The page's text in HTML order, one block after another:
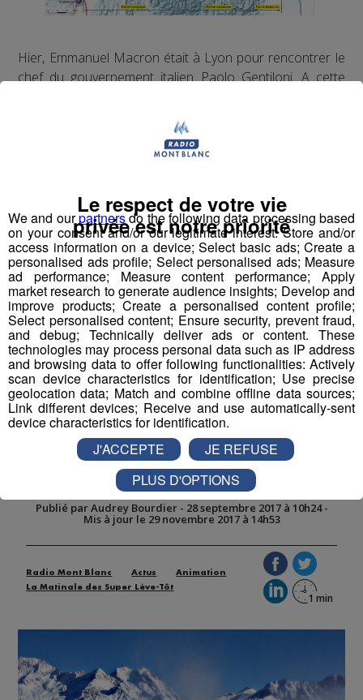
Hier, Emmanuel Macron était à Lyon pour rencontrer le
chef du gouvernement italien Paolo Gentiloni. A cette
Au début de l'été, le gouvernement avait annoncé une
Partager sur Facebook
Partager sur Twitter
Les Portes du Mont-Blanc : le
domaine investit dans la neige de
culture
Publié par Audrey Bourdier- 28 septembre 2017 à 10h24-
Mis à jour le 29 novembre 2017 à 14h53
Radio Mont Blanc Actus
Animation
La Matinale des Super Lève-Tôt
We and ourpartnersdo the following data processing based
on your consent and/or our legitimate interest: Store and/or
access information on a device; Select basic ads; Create a
personalised ads profile; Select personalised ads; Measure
ad performance; Measure content performance; Apply
market research to generate audience insights; Develop and
improve products; Create a personalised content profile;
Select personalised content; Ensure security, prevent fraud,
and debug; Technically deliver ads or content. These
technologies may process personal data such as IP address
and browsing data to offer following functionalities: Actively
scan device characteristics for identification; Use precise
geolocation data; Match and combine offline data sources;
Link different devices; Receive and use automatically-sent
device characteristics for identification.
Le respect de votre vie
privée est notre priorité
J'ACCEPTE
JE REFUSE
PLUS D'OPTIONS